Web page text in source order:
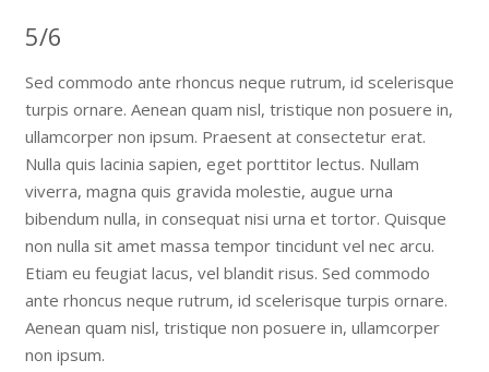
5/6
Sed commodo ante rhoncus neque rutrum, id scelerisque
turpis ornare. Aenean quam nisl, tristique non posuere in,
ullamcorper non ipsum. Praesent at consectetur erat.
Nulla quis lacinia sapien, eget porttitor lectus. Nullam
viverra, magna quis gravida molestie, augue urna
bibendum nulla, in consequat nisi urna et tortor. Quisque
non nulla sit amet massa tempor tincidunt vel nec arcu.
Etiam eu feugiat lacus, vel blandit risus. Sed commodo
ante rhoncus neque rutrum, id scelerisque turpis ornare.
Aenean quam nisl, tristique non posuere in, ullamcorper
non ipsum.